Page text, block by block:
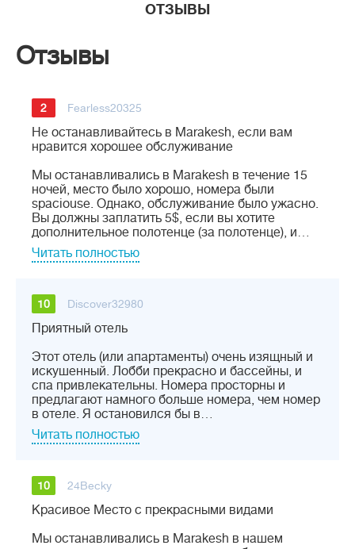
ОТЗЫВЫ
Отзывы
2 Fearless20325
Не останавливайтесь в Marakesh, если вам
нравится хорошее обслуживание
Мы останавливались в Marakesh в течение 15
ночей, место было хорошо, номера были
spaciouse. Однако, обслуживание было ужасно.
Вы должны заплатить 5$, если вы хотите
дополнительное полотенце (за полотенце), и…
Читать полностью
10 Discover32980
Приятный отель
Этот отель (или апартаменты) очень изящный и
искушенный. Лобби прекрасно и бассейны, и
спа привлекательны. Номера просторны и
предлагают намного больше номера, чем номер
в отеле. Я остановился бы в…
Читать полностью
10 24Becky
Красивое Место с прекрасными видами
Мы останавливались в Marakesh в нашем